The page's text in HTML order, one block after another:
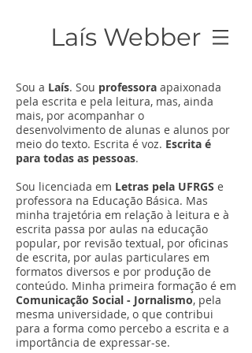
Laís Webber
Sou a Laís. Sou professora apaixonada
pela escrita e pela leitura, mas, ainda
mais, por acompanhar o
desenvolvimento de alunas e alunos por
meio do texto. Escrita é voz. Escrita é
para todas as pessoas.
Sou licenciada em Letras pela UFRGS e
professora na Educação Básica. Mas
minha trajetória em relação à leitura e à
escrita passa por aulas na educação
popular, por revisão textual, por oficinas
de escrita, por aulas particulares em
formatos diversos e por produção de
conteúdo. Minha primeira formação é em
Comunicação Social - Jornalismo, pela
mesma universidade, o que contribui
para a forma como percebo a escrita e a
importância de expressar-se.